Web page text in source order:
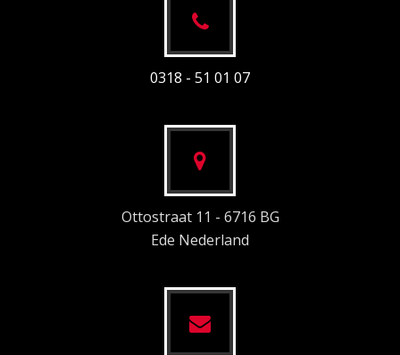
0318 - 51 01 07
Ottostraat 11 - 6716 BG
Ede Nederland